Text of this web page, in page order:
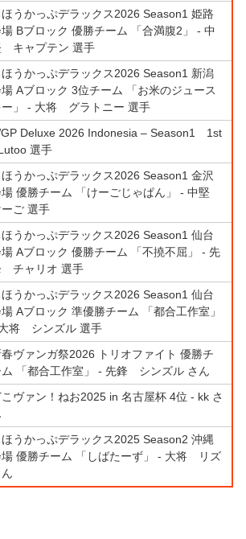
ほうかっぷデラックス2026 Season1 姫路
Bブロック 優勝チーム 「合満腹2」 - 中
キャプテン 選手
ほうかっぷデラックス2026 Season1 新潟
Aブロック 3位チーム 「お米のジュース
ー」 - 大将 グラトニー 選手
Deluxe 2026 Indonesia – Season1 1st
選手
ほうかっぷデラックス2026 Season1 金沢
優勝チーム 「けーごじゃぱん」 - 中堅
ーご 選手
ほうかっぷデラックス2026 Season1 仙台
Aブロック 優勝チーム 「不撓不屈」 - 先
チャリオ 選手
ほうかっぷデラックス2026 Season1 仙台
Aブロック 準優勝チーム 「都合工作室」
将 シンズル 選手
春ヴァンガ祭2026 トリオファイト 優勝チ
ム 「都合工作室」 - 先鋒 シンズル さん
こヴァン！ねお2025 in 名古屋杯 4位 - kk さ
ほうかっぷデラックス2025 Season2 沖縄
優勝チーム 「しばたーず」 - 大将 リズ